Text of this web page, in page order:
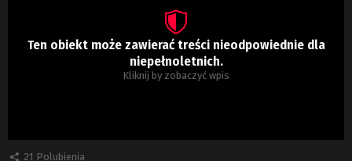
Ten obiekt może zawierać treści nieodpowiednie dla
niepełnoletnich.
Kliknij by zobaczyć wpis
21 Polubienia